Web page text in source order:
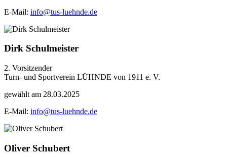
E-Mail: info@tus-luehnde.de
Dirk Schulmeister
2. Vorsitzender
Turn- und Sportverein LÜHNDE von 1911 e. V.
gewählt am 28.03.2025
E-Mail: info@tus-luehnde.de
Oliver Schubert